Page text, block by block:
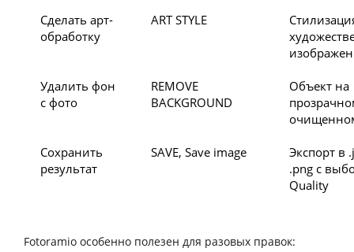
Сделать арт-
обработку
ART STYLE
Удалить фон
с фото
REMOVE
BACKGROUND
Объект на
Сохранить
результат
SAVE, Save image
Экспорт в
.png с
Quality
Fotoramio особенно полезен для разовых правок: